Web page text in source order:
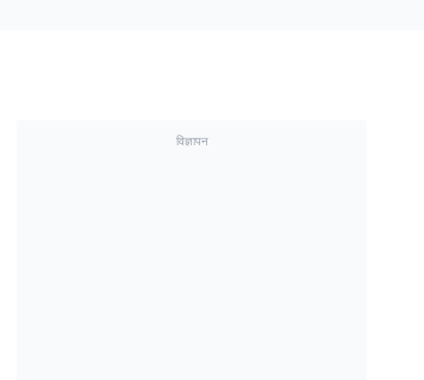
विज्ञापन